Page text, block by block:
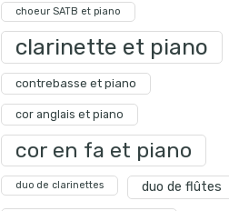
choeur SATB et piano
clarinette et piano
contrebasse et piano
cor anglais et piano
cor en fa et piano
duo de clarinettes duo de flûtes